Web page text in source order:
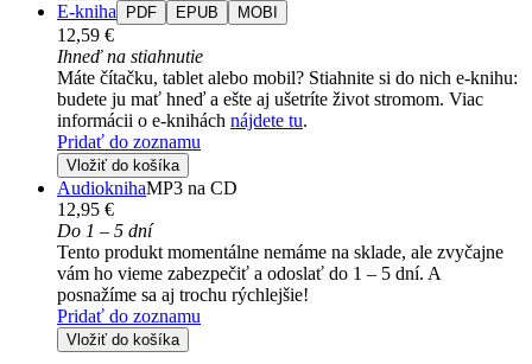
E-kniha PDF EPUB MOBI
12,59 €
Ihneď na stiahnutie
Máte čítačku, tablet alebo mobil? Stiahnite si do nich e-knihu:
budete ju mať hneď a ešte aj ušetríte život stromom. Viac
informácii o e-knihách nájdete tu.
Pridať do zoznamu
Vložiť do košíka
AudioknihaMP3 na CD
12,95 €
Do 1 – 5 dní
Tento produkt momentálne nemáme na sklade, ale zvyčajne
vám ho vieme zabezpečiť a odoslať do 1 – 5 dní. A
posnažíme sa aj trochu rýchlejšie!
Pridať do zoznamu
Vložiť do košíka